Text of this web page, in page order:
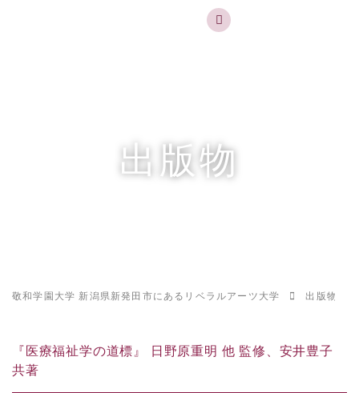
出版物
敬和学園大学 新潟県新発田市にあるリベラルアーツ大学 出版物
『医療福祉学の道標』 日野原重明 他 監修、安井豊子
共著